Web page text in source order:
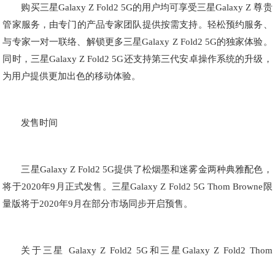
购买三星Galaxy Z Fold2 5G的用户均可享受三星Galaxy Z 尊贵
管家服务，由专门的产品专家团队提供按需支持。轻松预约服务、
与专家一对一联络、解锁更多三星Galaxy Z Fold2 5G的独家体验。
同时，三星Galaxy Z Fold2 5G还支持第三代安卓操作系统的升级，
为用户提供更加出色的移动体验。
发售时间
三星Galaxy Z Fold2 5G提供了松烟墨和迷雾金两种典雅配色，
将于2020年9月正式发售。三星Galaxy Z Fold2 5G Thom Browne限
量版将于2020年9月在部分市场同步开启预售。
关于三星 Galaxy Z Fold2 5G和三星Galaxy Z Fold2 Thom